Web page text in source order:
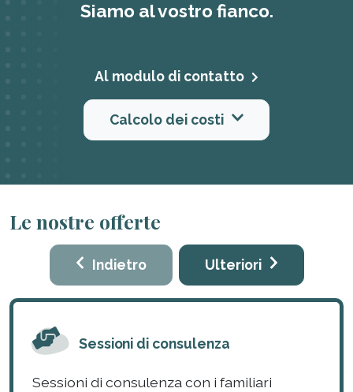
Siamo al vostro fianco.
Al modulo di contatto
Calcolo dei costi
Le nostre offerte
Indietro Ulteriori
Sessioni di consulenza
Sessioni di consulenza con i familiari